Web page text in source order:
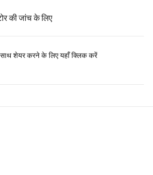
शेयर करने के लिए यहाँ क्लिक करें
की जांच के लिए